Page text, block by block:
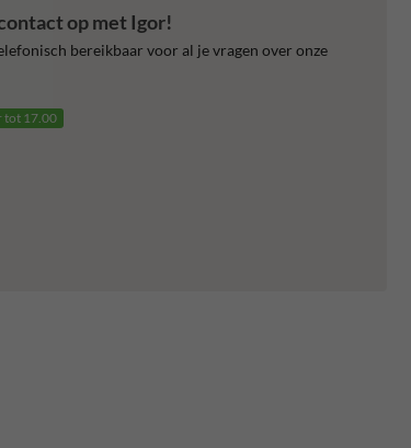
op met Igor!
bereikbaar voor al je vragen over onze
tot 17.00